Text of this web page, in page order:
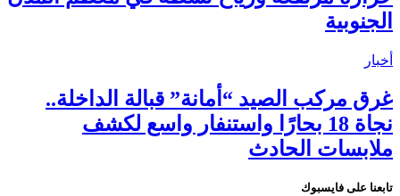
الجنوبية
أخبار
غرق مركب الصيد “أمانة” قبالة الداخلة..
نجاة 18 بحارًا واستنفار واسع لكشف
ملابسات الحادث
تابعنا على فايسبوك